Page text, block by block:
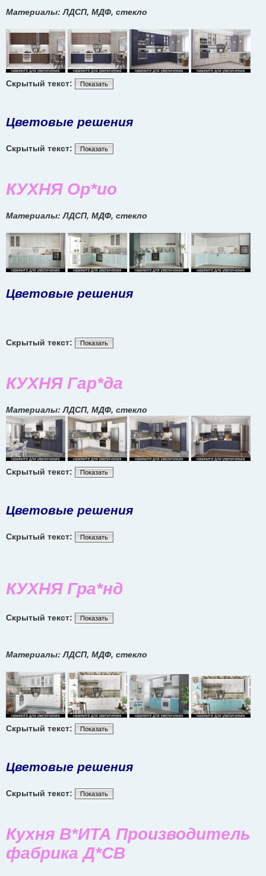
Материалы: ЛДСП, МДФ, стекло
Скрытый текст: Показать
Цветовые решения
Скрытый текст: Показать
КУХНЯ Ор*ио
Материалы: ЛДСП, МДФ, стекло
Цветовые решения
Скрытый текст: Показать
КУХНЯ Гар*да
Материалы: ЛДСП, МДФ, стекло
Скрытый текст: Показать
Цветовые решения
Скрытый текст: Показать
КУХНЯ Гра*нд
Скрытый текст: Показать
Материалы: ЛДСП, МДФ, стекло
Скрытый текст: Показать
Цветовые решения
Скрытый текст: Показать
Кухня В*ИТА Производитель
фабрика Д*СВ